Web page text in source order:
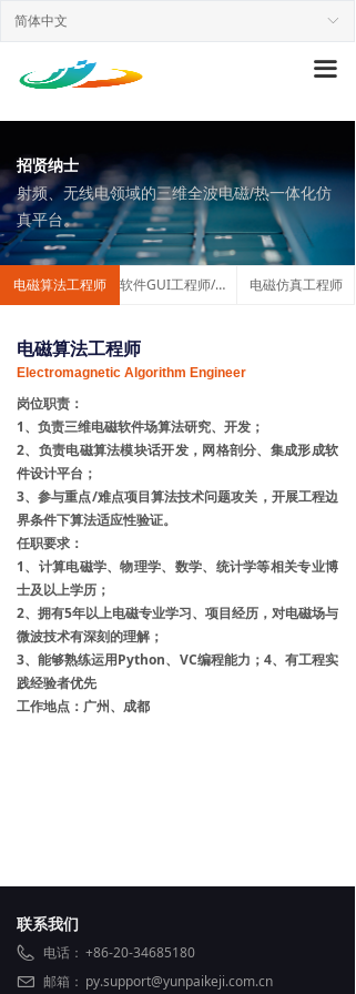
끀
ꀅ
简体中文
电磁算法工程师 软件GUI工程师/研究员 电磁仿真工程师
电磁算法工程师
Electromagnetic Algorithm Engineer
岗位职责：
1、负责三维电磁软件场算法研究、开发；
2、负责电磁算法模块话开发，网格剖分、集成形成软
件设计平台；
3、参与重点/难点项目算法技术问题攻关，开展工程边
界条件下算法适应性验证。
任职要求：
1、计算电磁学、物理学、数学、统计学等相关专业博
士及以上学历；
2、拥有5年以上电磁专业学习、项目经历，对电磁场与
微波技术有深刻的理解；
3、能够熟练运用Python、VC编程能力；4、有工程实
践经验者优先
工作地点：广州、成都
招贤纳士
射频、无线电领域的三维全波电磁/热一体化仿
真平台。
联系我们
电话： +86-20-34685180
邮箱： py.support@yunpaikeji.com.cn